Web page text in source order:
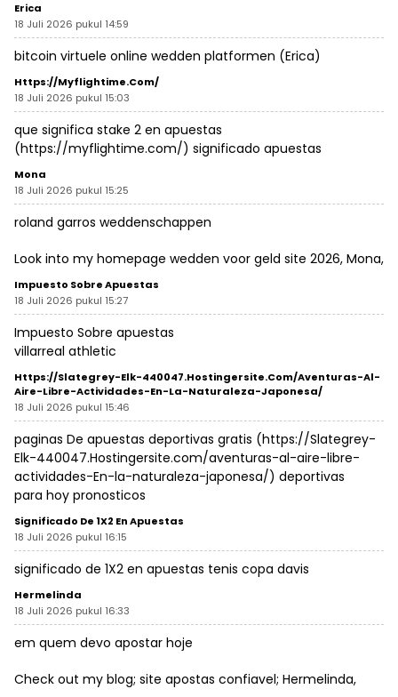
Erica
18 Juli 2026 pukul 14:59
bitcoin virtuele online wedden platformen (Erica)
Https://myflightime.com/
18 Juli 2026 pukul 15:03
que significa stake 2 en apuestas
(https://myflightime.com/) significado apuestas
Mona
18 Juli 2026 pukul 15:25
roland garros weddenschappen
Look into my homepage wedden voor geld site 2026, Mona,
Impuesto Sobre Apuestas
18 Juli 2026 pukul 15:27
Impuesto Sobre apuestas
villarreal athletic
Https://Slategrey-Elk-440047.Hostingersite.com/aventuras-Al-
Aire-Libre-Actividades-En-La-Naturaleza-Japonesa/
18 Juli 2026 pukul 15:46
paginas De apuestas deportivas gratis (https://Slategrey-
Elk-440047.Hostingersite.com/aventuras-al-aire-libre-
actividades-En-la-naturaleza-japonesa/) deportivas
para hoy pronosticos
Significado De 1X2 En Apuestas
18 Juli 2026 pukul 16:15
significado de 1X2 en apuestas tenis copa davis
Hermelinda
18 Juli 2026 pukul 16:33
em quem devo apostar hoje
Check out my blog; site apostas confiavel; Hermelinda,